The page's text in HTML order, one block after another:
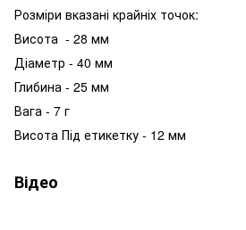
Розміри вказані крайніх точок:
Висота - 28 мм
Діаметр - 40 мм
Глибина - 25 мм
Вага - 7 г
Висота Під етикетку - 12 мм
Відео